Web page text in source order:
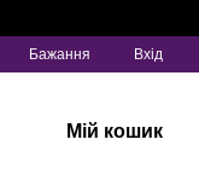
Бажання Вхід
Мій кошик